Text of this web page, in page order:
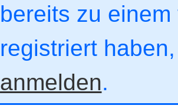
bereits zu
registriert
anmelden.